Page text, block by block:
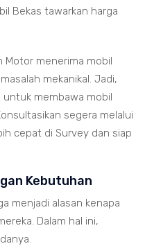
Bekas tawarkan harga
Motor menerima mobil
mekanikal. Jadi,
membawa mobil
segera melalui
cepat di Survey dan siap
Kebutuhan
menjadi alasan kenapa
Dalam hal ini,